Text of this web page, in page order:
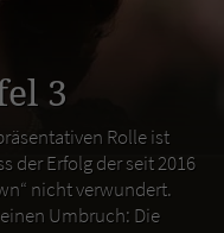
3
Rolle ist
der Erfolg der seit 2016
nicht verwundert.
Umbruch: Die